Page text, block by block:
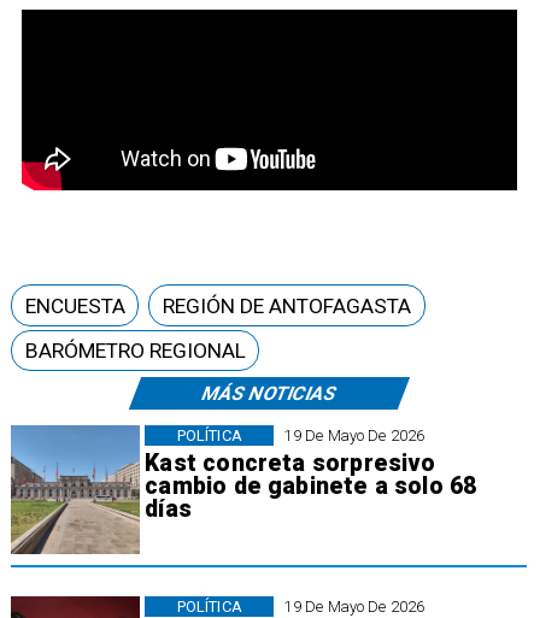
MÁS NOTICIAS
19 De Mayo De 2026
Kast concreta sorpresivo
cambio de gabinete a solo 68
días
POLÍTICA
19 De Mayo De 2026
POLÍTICA
ENCUESTA
REGIÓN DE ANTOFAGASTA
BARÓMETRO REGIONAL